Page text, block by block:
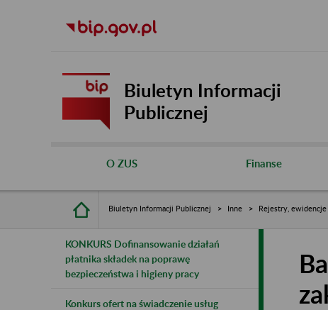
Biuletyn Informacji
Publicznej
O ZUS Finanse
Biuletyn Informacji Publicznej Inne Rejestry,
KONKURS Dofinansowanie działań
płatnika składek na poprawę
bezpieczeństwa i higieny pracy
Konkurs ofert na świadczenie usług